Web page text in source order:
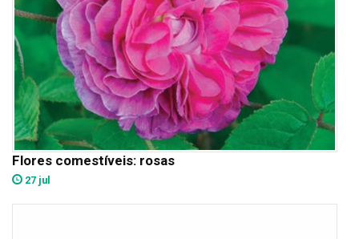
Flores comestíveis: rosas
27 jul